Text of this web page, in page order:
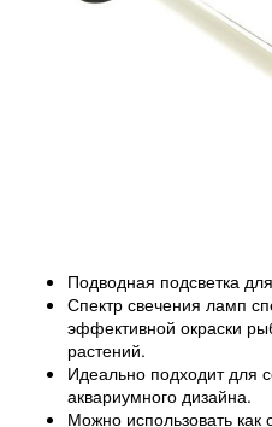
Подводная подсветка
Спектр свечения ламп
эффективной окраски
растений.
Идеально подходит для
аквариумного дизайна.
Можно использовать как